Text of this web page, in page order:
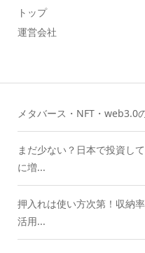
トップ
運営会社
メタバース・NFT・web3.0
まだ少ない？日本で投資し
に増...
押入れは使い方次第！収納
活用...